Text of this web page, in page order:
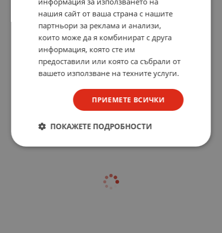
нашия сайт от ваша страна с нашите
партньори за реклама и анализи,
които може да я комбинират с друга
информация, която сте им
предоставили или която са събрали от
вашето използване на техните услуги.
ПРИЕМЕТЕ ВСИЧКИ
ПОКАЖЕТЕ ПОДРОБНОСТИ